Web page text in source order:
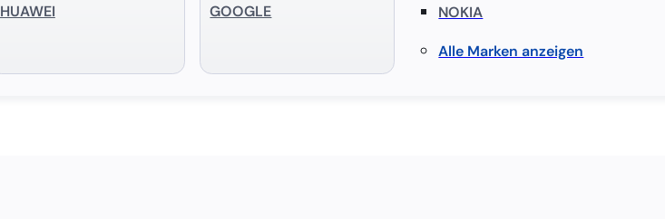
HUAWEI GOOGLE NOKIA
Alle Marken anzeigen